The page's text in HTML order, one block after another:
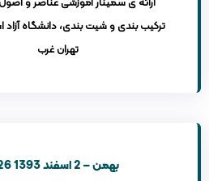
ترکیب بندی و شیت بندی، دانشگاه آزاد
تهران غرب
26 بهمن – 2 اسفند 1393